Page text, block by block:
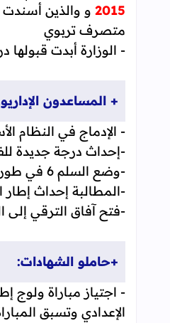
2015 و والذين أسندت
متصرف تربوي
- الوزارة أبدت
+ المساعدون
- الإدماج في النظام
-إحداث درجة جديدة
-وضع السلم 6 في طور الإنقراض
-المطالبة إحداث إطار
-فتح آفاق الترقي إلى
+حاملو الشهادات:
- اجتياز مباراة ولوج
الإعدادي وتسبق